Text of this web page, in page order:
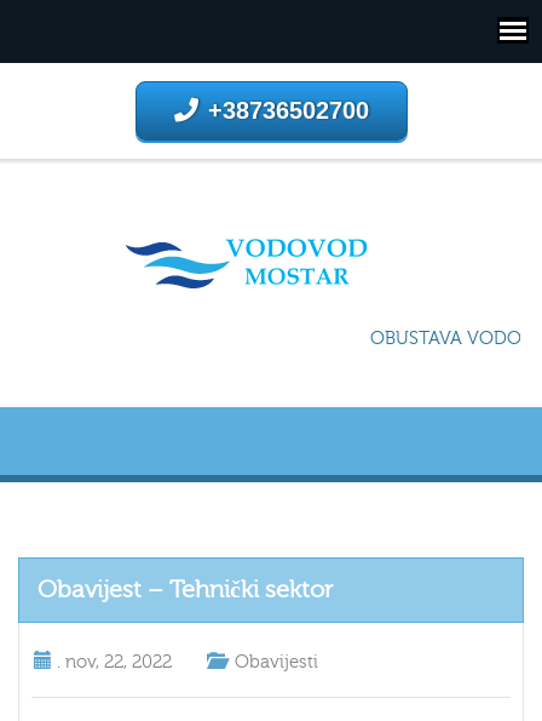
+38736502700
OBUSTAVA
Obavijest – Tehnički sektor
. nov, 22, 2022 Obavijesti